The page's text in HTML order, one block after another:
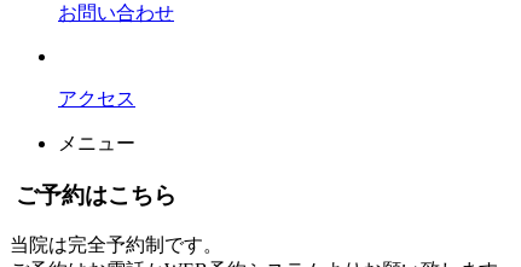
お問い合わせ
アクセス
メニュー
ご予約はこちら
当院は完全予約制です。